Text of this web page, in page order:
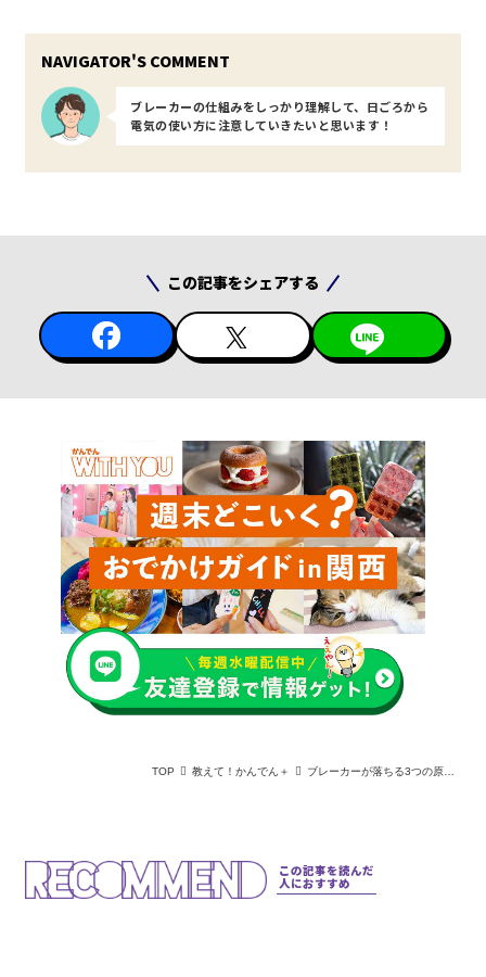
ブレーカーの仕組みをしっかり理解して、日ごろから
電気の使い方に注意していきたいと思います！
この記事をシェアする
TOP 教えて！かんでん＋ ブレーカーが落ちる3つの原因｜復旧方法や落とさないための対策も解説
この記事を読んだ
人におすすめ